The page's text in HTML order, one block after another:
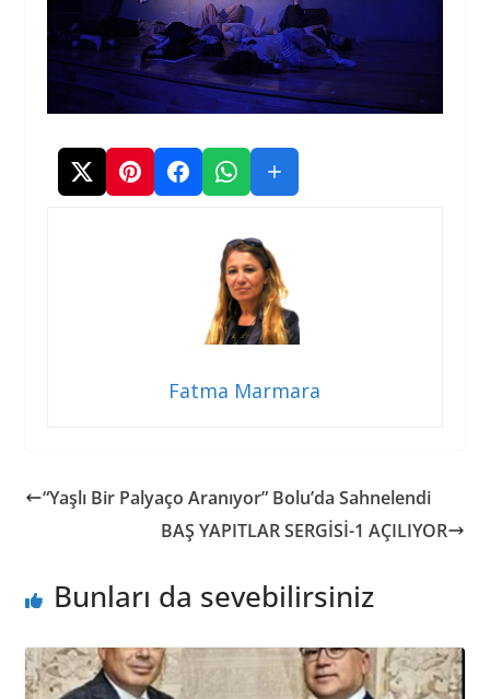
Fatma Marmara
“Yaşlı Bir Palyaço Aranıyor” Bolu’da Sahnelendi
BAŞ YAPITLAR SERGİSİ-1 AÇILIYOR
Bunları da sevebilirsiniz